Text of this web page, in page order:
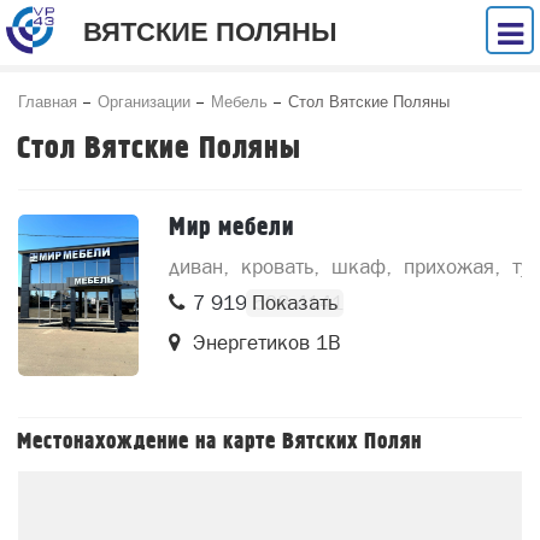
ВЯТСКИЕ ПОЛЯНЫ
Главная Организации Мебель Стол Вятские Поляны
Стол Вятские Поляны
Мир мебели
диван кровать шкаф прихожая
7 919 508 4141
Энергетиков 1В
Местонахождение на карте Вятских Полян